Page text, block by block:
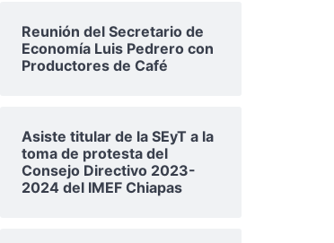
Reunión del Secretario de
Economía Luis Pedrero con
Productores de Café
Asiste titular de la SEyT a la
toma de protesta del
Consejo Directivo 2023-
2024 del IMEF Chiapas